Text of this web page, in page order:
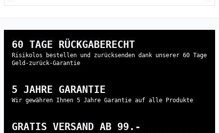
60 TAGE RÜCKGABERECHT
Risikolos bestellen und zurücksenden dank unserer 60 Tage
Geld-zurück-Garantie
5 JAHRE GARANTIE
Wir gewähren Ihnen 5 Jahre Garantie auf alle Produkte
GRATIS VERSAND AB 99.-